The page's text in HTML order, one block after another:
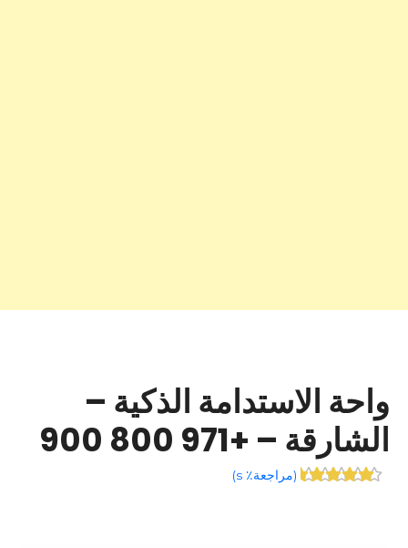
واحة الاستدامة الذكية –
الشارقة – +971 800 900
(مراجعة٪ s )